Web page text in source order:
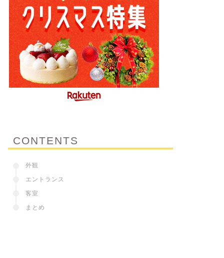
CONTENTS
外観
エントランス
客室
まとめ